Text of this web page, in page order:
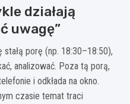
działają
uwagę”
stałą porę (np. 18:30–18:50),
analizować. Poza tą porą,
i odkłada na okno.
czasie temat traci